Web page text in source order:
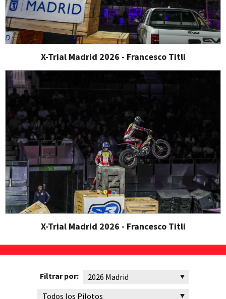
X-Trial Madrid 2026 - Francesco Titli
X-Trial Madrid 2026 - Francesco Titli
Filtrar por: